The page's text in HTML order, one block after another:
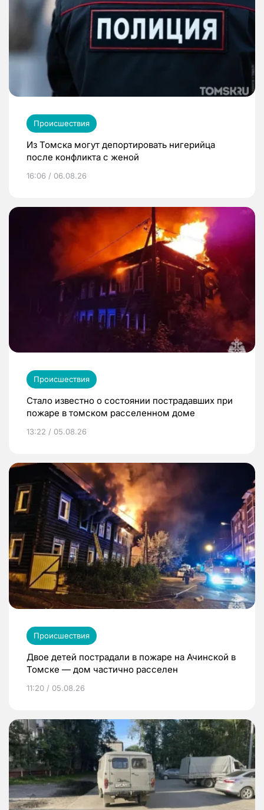
Происшествия
Из Томска могут депортировать нигерийца
после конфликта с женой
16:06 / 06.08.26
Происшествия
Стало известно о состоянии пострадавших при
пожаре в томском расселенном доме
13:22 / 05.08.26
Происшествия
Двое детей пострадали в пожаре на Ачинской в
Томске — дом частично расселен
11:20 / 05.08.26